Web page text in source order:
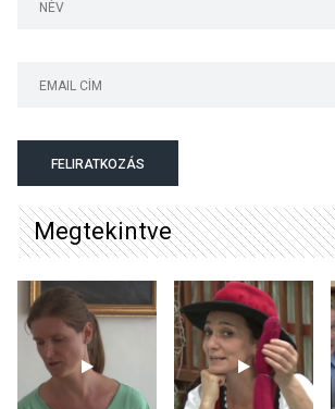
lesz a pilismaróti Duna-
Különleges nyári élményt
kínálnak a szabadtéri
előadások a Skanzenben
FELIRATKOZÁS
Megtekintve